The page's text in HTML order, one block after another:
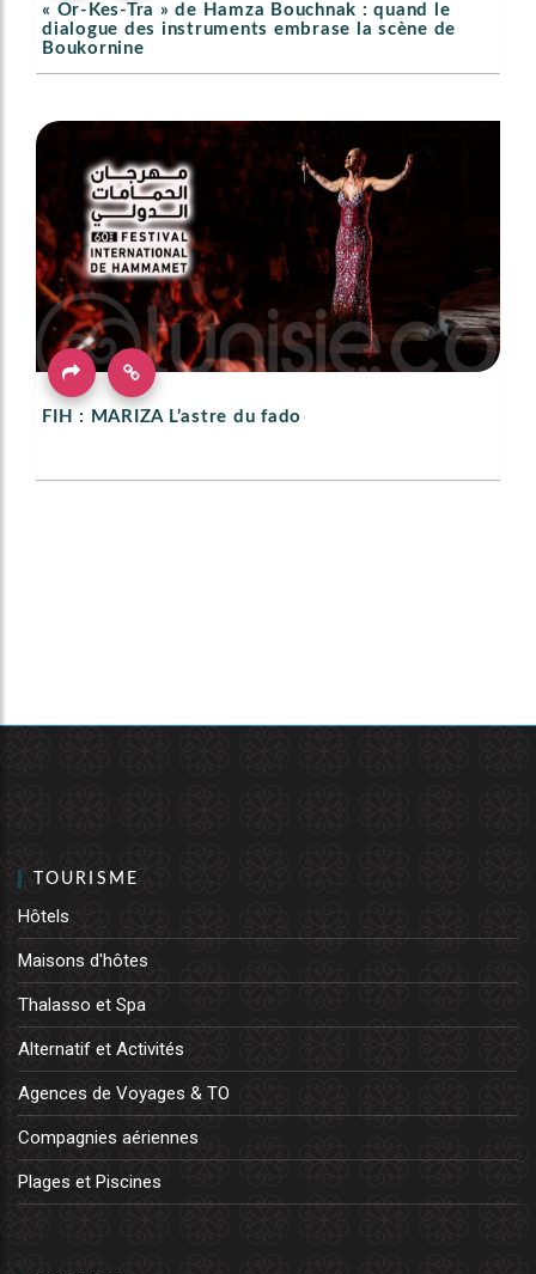
« Or-Kes-Tra » de Hamza Bouchnak : quand le
dialogue des instruments embrase la scène de
Boukornine
FIH : MARIZA L’astre du fado
TOURISME
Hôtels
Maisons d'hôtes
Thalasso et Spa
Alternatif et Activités
Agences de Voyages & TO
Compagnies aériennes
Plages et Piscines